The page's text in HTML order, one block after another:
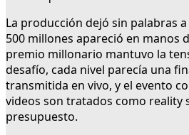
La producción dejó sin palabras
500 millones apareció en manos
premio millonario mantuvo la
desafío, cada nivel parecía una
transmitida en vivo, y el evento
videos son tratados como reality
presupuesto.